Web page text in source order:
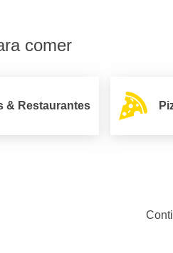
comer
& Restaurantes